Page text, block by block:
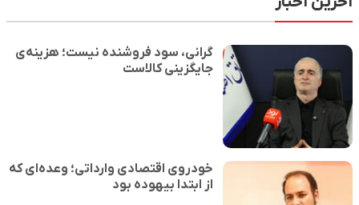
گرانی، سود فروشنده نیست؛ هزینه‌ی
جایگزینی کالاست
خودروی اقتصادی وارداتی؛ وعده‌ای که
از ابتدا بیهوده بود